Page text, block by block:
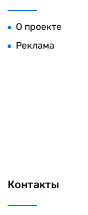
О проекте
Реклама
Контакты